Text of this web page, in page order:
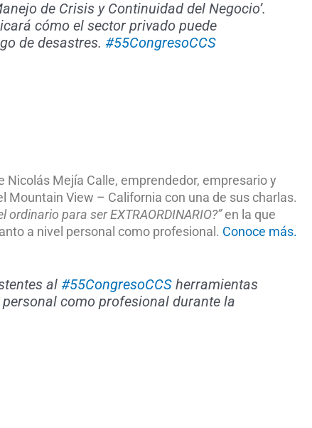
de Crisis y Continuidad del Negocio’.
cómo el sector privado puede
de desastres. #55CongresoCCS
Mejía Calle, emprendedor, empresario y
View – California con una de sus charlas.
ordinario para ser EXTRAORDINARIO?”en la que
a nivel personal como profesional. Conoce más.
al #55CongresoCCSherramientas
como profesional durante la